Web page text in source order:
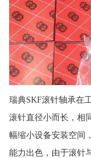
瑞典SKF滚针轴承在
滚针直径小而长，相
幅缩小设备安装空间
能力出色，由于滚针